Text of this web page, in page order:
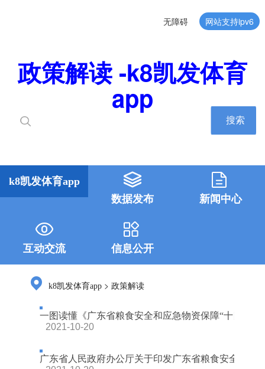
无障碍 网站支持ipv6
政策解读 -k8凯发体育
app
搜索
k8凯发体育app
数据发布
新闻中心
互动交流 信息公开
k8凯发体育app >政策解读
一图读懂《广东省粮食安全和应急物资保障“十四五”
2021-10-20
广东省人民政府办公厅关于印发广东省粮食安全和应